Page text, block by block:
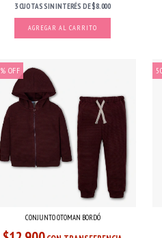
3 CUOTASSIN INTERÉS DE$8.000
AGREGAR AL CARRITO
% OFF
CONJUNTO OTOMAN BORDÓ